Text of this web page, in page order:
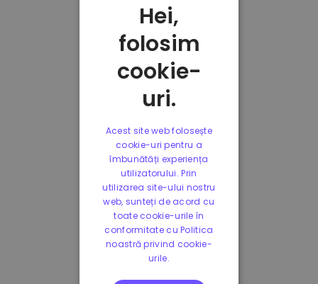
Hei,
folosim
cookie-
uri.
Acest site web folosește
cookie-uri pentru a
îmbunătăți experiența
utilizatorului. Prin
utilizarea site-ului nostru
web, sunteți de acord cu
toate cookie-urile în
conformitate cu Politica
noastră privind cookie-
urile.